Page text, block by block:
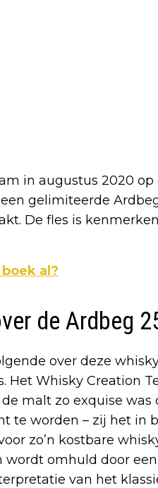
in augustus 2020
gelimiteerde
De fles is
al?
de Ardbeg
over deze
Het Whisky Creation
malt zo exquise
te worden – zij het in
zo’n kostbare
wordt omhuld door
van het